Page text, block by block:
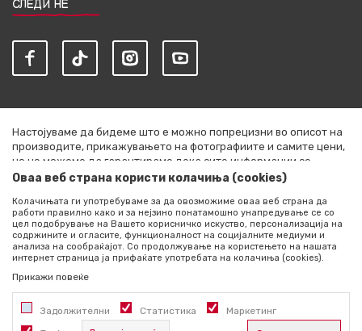
СЛЕДИ НЀ
Настојуваме да бидеме што е можно попрецизни во описот на
производите, прикажувањето на фотографиите и самите цени,
но не можеме да гарантираме дека сите информации се
комплетни и без грешки. Сите артикли прикажани на сајтот се
секој момент. Расположливоста на производите можете да ја
проверите со повик на +389 76 444 490
©2026 literatura.mk, Изработено одNB SOFT. Сите права
задржани.
Оваа веб страна користи колачиња (cookies)
Колачињата ги употребуваме за да овозможиме оваа веб страна да
работи правилно како и за нејзино понатамошно унапредување се со
цел подобрување на Вашето корисничко искуство, персонализација на
содржините и огласите, функционалност на социјалните медиуми и
анализа на сообраќајот. Со продолжување на користењето на нашата
интернет страница ја прифаќате употребата на колачиња (cookies).
Прикажи повеќе
Задолжителни Статистика Маркетинг